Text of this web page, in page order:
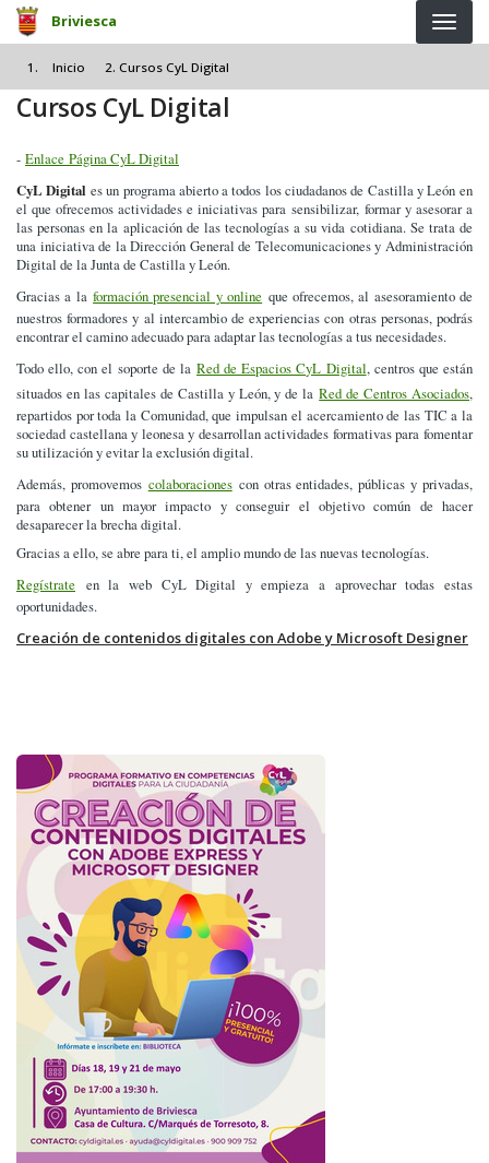
Pasar al contenido principal
Briviesca
Inicio Cursos CyL Digital
Cursos CyL Digital
- Enlace Página CyL Digital
CyL Digital es un programa abierto a todos los ciudadanos de Castilla y León en
el que ofrecemos actividades e iniciativas para sensibilizar, formar y asesorar a
las personas en la aplicación de las tecnologías a su vida cotidiana. Se trata de
una iniciativa de la Dirección General de Telecomunicaciones y Administración
Digital de la Junta de Castilla y León.
Gracias a laformación presencial y online que ofrecemos, al asesoramiento de
nuestros formadores y al intercambio de experiencias con otras personas, podrás
encontrar el camino adecuado para adaptar las tecnologías a tus necesidades.
Todo ello, con el soporte de la Red de Espacios CyL Digital, centros que están
situados en las capitales de Castilla y León, y de laRed de Centros Asociados,
repartidos por toda la Comunidad, que impulsan el acercamiento de las TIC a la
sociedad castellana y leonesa y desarrollan actividades formativas para fomentar
su utilización y evitar la exclusión digital.
Además, promovemos colaboracionescon otras entidades, públicas y privadas,
para obtener un mayor impacto y conseguir el objetivo común de hacer
desaparecer la brecha digital.
Gracias a ello, se abre para ti, el amplio mundo de las nuevas tecnologías.
Regístrate en la web CyL Digital y empieza a aprovechar todas estas
oportunidades.
Creación de contenidos digitales con Adobe y Microsoft Designer